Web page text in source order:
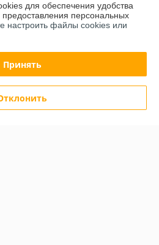
для обеспечения удобства
предоставления персональных
настроить файлы cookies или
Принять